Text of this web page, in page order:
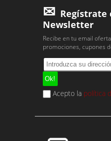
Regístrate
Newsletter
Recibe en tu email
promociones, cupones
Acepto la política